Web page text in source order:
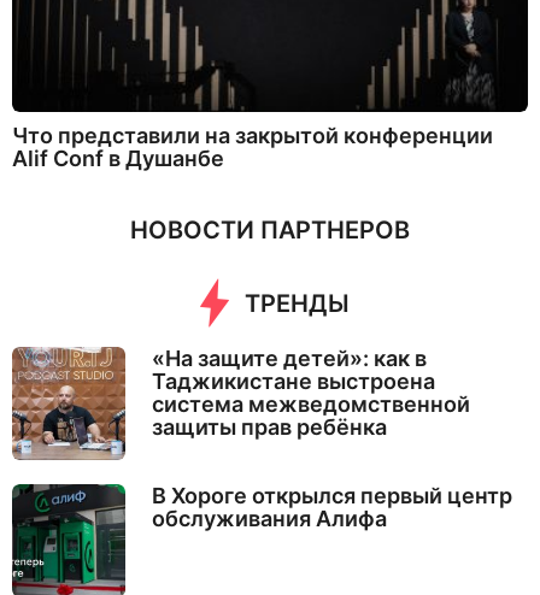
Что представили на закрытой конференции
Alif Conf в Душанбе
НОВОСТИ ПАРТНЕРОВ
ТРЕНДЫ
«На защите детей»: как в
Таджикистане выстроена
система межведомственной
защиты прав ребёнка
В Хороге открылся первый центр
обслуживания Алифа